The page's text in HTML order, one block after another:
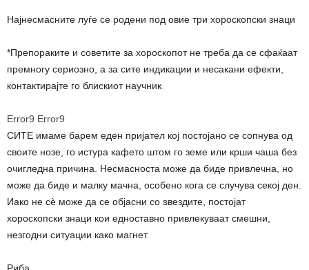
Најнесмасните луѓе се родени под овие три хороскопски знаци
*Препораките и советите за хороскопот не треба да се сфаќаат
премногу сериозно, а за сите индикации и несакани ефекти,
контактирајте го блискиот научник
Error9 Error9
СИТЕ имаме барем еден пријател кој постојано се сопнува од
своите нозе, го истура кафето штом го земе или крши чаша без
очигледна причина. Несмасноста може да биде привлечна, но
може да биде и малку мачна, особено кога се случува секој ден.
Иако не сè може да се објасни со ѕвездите, постојат
хороскопски знаци кои едноставно привлекуваат смешни,
незгодни ситуации како магнет.